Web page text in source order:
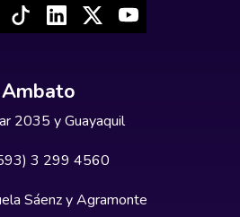
Ambato
2035 y Guayaquil
3 299 4560
Sáenz y Agramonte